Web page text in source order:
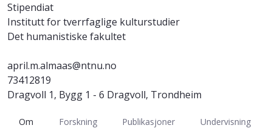
Stipendiat
Institutt for tverrfaglige kulturstudier
Det humanistiske fakultet
april.m.almaas@ntnu.no
73412819
Dragvoll 1, Bygg 1 - 6 Dragvoll, Trondheim
Om Forskning Publikasjoner
Undervisning